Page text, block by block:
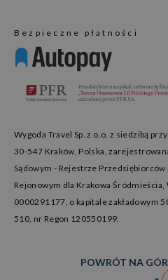
Bezpieczne płatności
Wygoda Travel Sp. z o.o. z siedzibą
30-547 Kraków, Polska,
Sądowym - Rejestrze
Rejonowym dla Krakowa Śródmieścia,
0000291177, o kapitale zakładowym
510, nr Regon 120550199.
POWRÓT NA